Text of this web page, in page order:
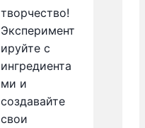
творчество!
Эксперимент
ируйте с
ингредиента
ми и
создавайте
свои